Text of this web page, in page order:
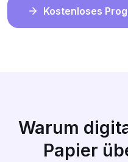
Kostenloses
Warum
Papier